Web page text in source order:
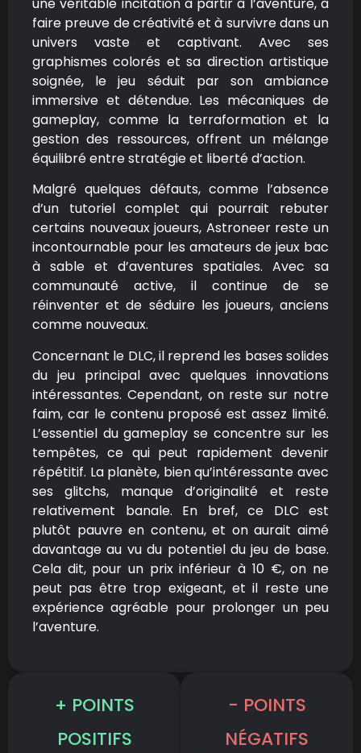
faire preuve de créativité et à survivre dans un
univers vaste et captivant. Avec ses
graphismes colorés et sa direction artistique
soignée, le jeu séduit par son ambiance
immersive et détendue. Les mécaniques de
gameplay, comme la terraformation et la
gestion des ressources, offrent un mélange
équilibré entre stratégie et liberté d’action.
Malgré quelques défauts, comme l’absence
d’un tutoriel complet qui pourrait rebuter
certains nouveaux joueurs, Astroneer reste un
incontournable pour les amateurs de jeux bac
à sable et d’aventures spatiales. Avec sa
communauté active, il continue de se
réinventer et de séduire les joueurs, anciens
comme nouveaux.
Concernant le DLC, il reprend les bases solides
du jeu principal avec quelques innovations
intéressantes. Cependant, on reste sur notre
faim, car le contenu proposé est assez limité.
L’essentiel du gameplay se concentre sur les
tempêtes, ce qui peut rapidement devenir
répétitif. La planète, bien qu’intéressante avec
ses glitchs, manque d’originalité et reste
relativement banale. En bref, ce DLC est
plutôt pauvre en contenu, et on aurait aimé
davantage au vu du potentiel du jeu de base.
Cela dit, pour un prix inférieur à 10 €, on ne
peut pas être trop exigeant, et il reste une
expérience agréable pour prolonger un peu
l’aventure.
+ POINTS
POSITIFS
- POINTS
NÉGATIFS